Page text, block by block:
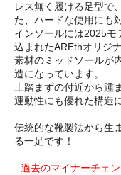
レス無く履ける足型で
た、ハードな使用にも
インソールには2025モ
込まれたAREthオリジ
素材のミッドソールが
造になっています。
土踏まずの付近から踵
運動性にも優れた構造
伝統的な靴製法から生
る一足です！
- 過去のマイナーチェ